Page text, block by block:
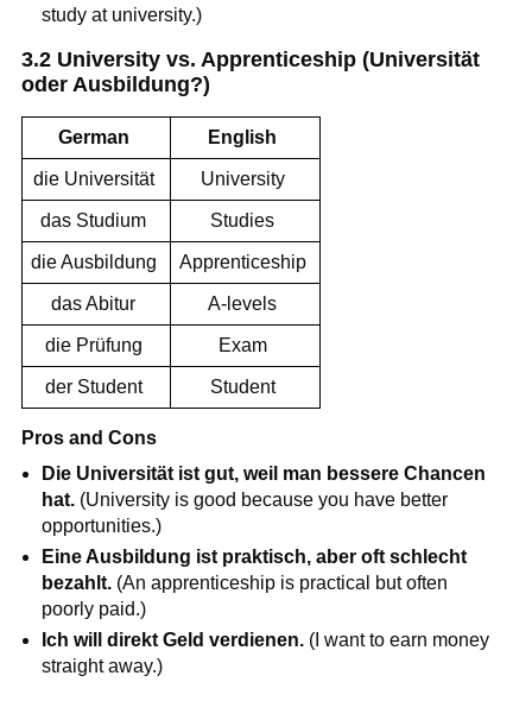
study at university.)
3.2 University vs. Apprenticeship (Universität
oder Ausbildung?)
German English
die Universität University
das Studium Studies
die Ausbildung Apprenticeship
das Abitur A-levels
die Prüfung Exam
der Student Student
Pros and Cons
Die Universität ist gut, weil man bessere Chancen
hat. (University is good because you have better
opportunities.)
Eine Ausbildung ist praktisch, aber oft schlecht
bezahlt. (An apprenticeship is practical but often
poorly paid.)
Ich will direkt Geld verdienen. (I want to earn money
straight away.)